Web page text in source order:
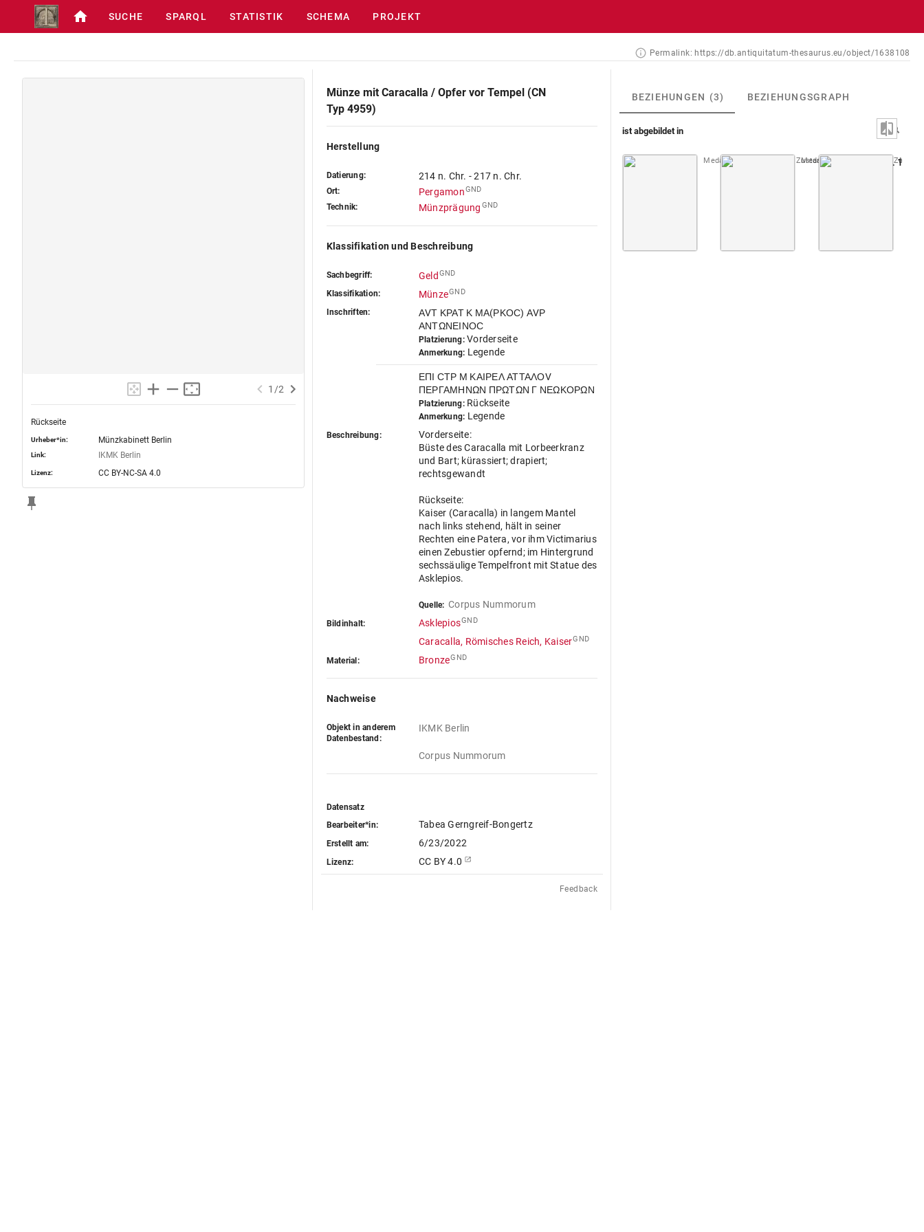
SUCHE SPARQL STATISTIK SCHEMA PROJEKT
Permalink: https://db.antiquitatum-thesaurus.eu/object/1638108
1 /2
Rückseite
Urheber*in: Münzkabinett Berlin
Link: IKMK Berlin
Lizenz: CC BY-NC-SA 4.0
Münze mit Caracalla / Opfer vor Tempel (CN
Typ 4959)
Herstellung
Datierung: 214 n. Chr. - 217 n. Chr.
Ort: PergamonGND
Technik: Münzprägung GND
Klassifikation und Beschreibung
Sachbegriff: Geld GND
Klassifikation: MünzeGND
Inschriften:
ΑVΤ ΚΡΑΤ Κ ΜΑ(ΡΚΟϹ) ΑVΡ
ΑΝΤΩΝΕΙΝΟϹ
Platzierung:Vorderseite
Anmerkung: Legende
ΕΠΙ ϹΤΡ Μ ΚΑΙΡΕΛ ΑΤΤΑΛΟV
ΠΕΡΓΑΜΗΝΩΝ ΠΡΩΤΩΝ Γ ΝΕΩΚΟΡΩΝ
Platzierung:Rückseite
Anmerkung: Legende
Beschreibung:
Vorderseite:
Büste des Caracalla mit Lorbeerkranz
und Bart; kürassiert; drapiert;
rechtsgewandt
Rückseite:
Kaiser (Caracalla) in langem Mantel
nach links stehend, hält in seiner
Rechten eine Patera, vor ihm Victimarius
einen Zebustier opfernd; im Hintergrund
sechssäulige Tempelfront mit Statue des
Asklepios.
Quelle: Corpus Nummorum
Bildinhalt: AsklepiosGND
Caracalla, Römisches Reich, KaiserGND
Material: BronzeGND
Nachweise
Objekt in anderem
Datenbestand:
IKMK Berlin
Corpus Nummorum
Datensatz
Bearbeiter*in:
Tabea Gerngreif-Bongertz
Erstellt am: 6/23/2022
Lizenz: CC BY 4.0
Feedback
BEZIEHUNGEN (3) BEZIEHUNGSGRAPH
ist abgebildet in
Medaillons du Roi s.d. [1. Zustand] Abb.
Medaillons du Roi s.d. [2.